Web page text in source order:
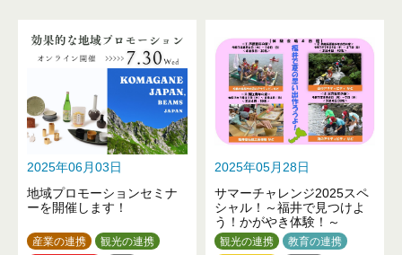
2025年06月03日
地域プロモーションセミナ
ーを開催します！
産業の連携
観光の連携
2025年05月28日
サマーチャレンジ2025スペ
シャル！～福井で見つけよ
う！かがやき体験！～
観光の連携
教育の連携